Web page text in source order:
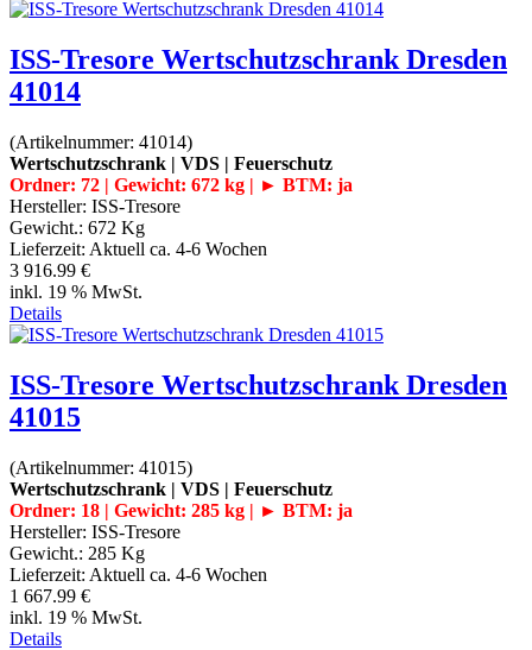
ISS-Tresore Wertschutzschrank Dresden
41014
(Artikelnummer: 41014)
Wertschutzschrank | VDS | Feuerschutz
Ordner: 72 | Gewicht: 672 kg | ► BTM: ja
Hersteller: ISS-Tresore
Gewicht.: 672 Kg
Lieferzeit: Aktuell ca. 4-6 Wochen
3 916.99 €
inkl. 19 % MwSt.
Details
ISS-Tresore Wertschutzschrank Dresden
41015
(Artikelnummer: 41015)
Wertschutzschrank | VDS | Feuerschutz
Ordner: 18 | Gewicht: 285 kg | ► BTM: ja
Hersteller: ISS-Tresore
Gewicht.: 285 Kg
Lieferzeit: Aktuell ca. 4-6 Wochen
1 667.99 €
inkl. 19 % MwSt.
Details